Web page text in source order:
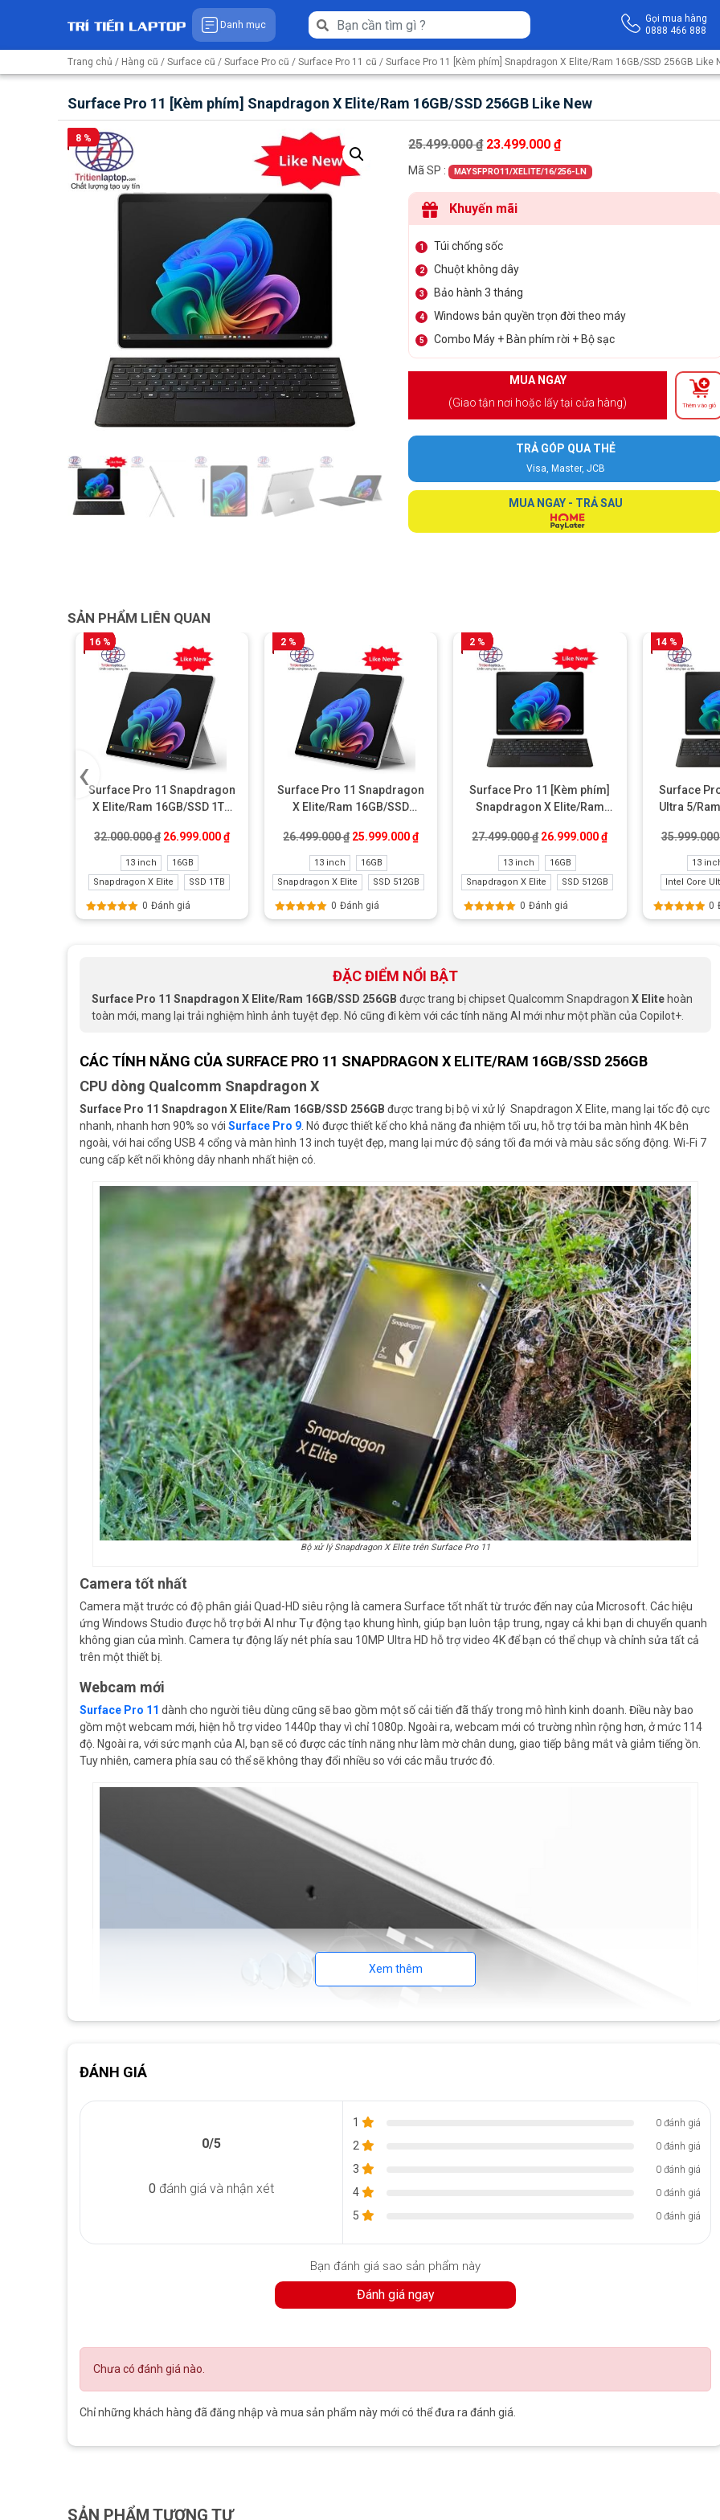
Danh mục
Gọi mua hàng
0888 466 888
Trang chủ / Hàng cũ / Surface cũ / Surface Pro cũ / Surface Pro 11 cũ / Surface Pro 11 [Kèm phím] Snapdragon X Elite/Ram 16GB/SSD 256GB Like
Surface Pro 11 [Kèm phím] Snapdragon X Elite/Ram 16GB/SSD 256GB Like New
8 % 25.499.000₫ Giá gốc là: 25.499.000 ₫.
23.499.000₫Giá hiện tại là: 23.499.000 ₫.
Mã SP : MAYSFPRO11/XELITE/16/256-LN
Khuyến mãi
1 Túi chống sốc
2 Chuột không dây
3 Bảo hành 3 tháng
4 Windows bản quyền trọn đời theo máy
5 Combo Máy + Bàn phím rời + Bộ sạc
MUA NGAY
(Giao tận nơi hoặc lấy tại cửa hàng)
Thêm vào giỏ
TRẢ GÓP QUA THẺ
Visa, Master, JCB
MUA NGAY - TRẢ SAU
SẢN PHẨM LIÊN QUAN
16 %
Surface Pro 11 Snapdragon
X Elite/Ram 16GB/SSD 1TB
32.000.000₫ Giá gốc là: 32.000.000 ₫.
26.999.000₫Giá hiện tại là: 26.999.000 ₫.
13 inch
16GB
Snapdragon X Elite
SSD 1TB
Được xếp
0 Đánh giá
2 %
Surface Pro 11 Snapdragon
X Elite/Ram 16GB/SSD
26.499.000₫ Giá gốc là: 26.499.000 ₫.
25.999.000₫Giá hiện tại là: 25.999.000 ₫.
13 inch
16GB
Snapdragon X Elite
SSD 512GB
Được xếp
0 Đánh giá
2 %
Surface Pro 11 [Kèm phím]
Snapdragon X Elite/Ram
27.499.000₫ Giá gốc là: 27.499.000 ₫.
26.999.000₫Giá hiện tại là:
13 inch
16GB
Snapdragon X Elite
SSD 512GB
Được xếp
0 Đánh giá
14 %
Surface
Ultra 5/
13
Intel Core
Được xếp
0
‹
ĐẶC ĐIỂM NỔI BẬT
Surface Pro 11 Snapdragon X Elite/Ram 16GB/SSD 256GB được trang bị chipset Qualcomm Snapdragon X Elite hoàn
toàn mới, mang lại trải nghiệm hình ảnh tuyệt đẹp. Nó cũng đi kèm với các tính năng AI mới như một phần của Copilot+.
CÁC TÍNH NĂNG CỦA SURFACE PRO 11 SNAPDRAGON X ELITE/RAM 16GB/SSD 256GB
CPU dòng Qualcomm Snapdragon X
Surface Pro 11 Snapdragon X Elite/Ram 16GB/SSD 256GB được trang bị bộ vi xử lý Snapdragon X Elite, mang lại tốc độ cực
nhanh, nhanh hơn 90% so với Surface Pro 9 . Nó được thiết kế cho khả năng đa nhiệm tối ưu, hỗ trợ tới ba màn hình 4K bên
ngoài, với hai cổng USB 4 cổng và màn hình 13 inch tuyệt đẹp, mang lại mức độ sáng tối đa mới và màu sắc sống động. Wi-Fi 7
cung cấp kết nối không dây nhanh nhất hiện có.
Bộ xử lý Snapdragon X Elite trên Surface Pro 11
Camera tốt nhất
Camera mặt trước có độ phân giải Quad-HD siêu rộng là camera Surface tốt nhất từ ​​trước đến nay của Microsoft. Các hiệu
ứng Windows Studio được hỗ trợ bởi AI như Tự động tạo khung hình, giúp bạn luôn tập trung, ngay cả khi bạn di chuyển quanh
không gian của mình. Camera tự động lấy nét phía sau 10MP Ultra HD hỗ trợ video 4K để bạn có thể chụp và chỉnh sửa tất cả
trên một thiết bị.
Webcam mới
Surface Pro 11 dành cho người tiêu dùng cũng sẽ bao gồm một số cải tiến đã thấy trong mô hình kinh doanh. Điều này bao
gồm một webcam mới, hiện hỗ trợ video 1440p thay vì chỉ 1080p. Ngoài ra, webcam mới có trường nhìn rộng hơn, ở mức 114
độ. Ngoài ra, với sức mạnh của AI, bạn sẽ có được các tính năng như làm mờ chân dung, giao tiếp bằng mắt và giảm tiếng ồn.
Tuy nhiên, camera phía sau có thể sẽ không thay đổi nhiều so với các mẫu trước đó.
Webcam mới trên Surface Pro 11
Màn hình OLED
đã thực hiện một thay đổi rất đáng hoan nghênh đối với màn hình bằng cách thêm lớp phủ
chống phản chiếu giúp khả năng hiển thị ngoài trời tốt hơn nhiều. Nhưng Surface Pro 11 thậm chí còn tiến xa hơn khi bổ sung
thêm màn hình OLED tùy chọn có hỗ trợ HDR, mang lại trải nghiệm hình ảnh tốt hơn nhiều so với các mẫu trước đó. Cho dù bạn
đang chơi game hay xem phim hay thậm chí chỉ sử dụng máy tính bảng như bình thường, điều này sẽ tạo ra sự khác biệt rất
lớn. Máy tính xách tay cao cấp đã có màn hình OLED được một thời gian, vì vậy việc Microsoft thực hiện bước nhảy vọt là điều
Xem thêm
ĐÁNH GIÁ
0/5
0 đánh giá và nhận xét
1 0 đánh giá
2 0 đánh giá
3 0 đánh giá
4 0 đánh giá
5 0 đánh giá
Bạn đánh giá sao sản phẩm này
Đánh giá ngay
Chưa có đánh giá nào.
Chỉ những khách hàng đã đăng nhập và mua sản phẩm này mới có thể đưa ra đánh giá.
SẢN PHẨM TƯƠNG TỰ